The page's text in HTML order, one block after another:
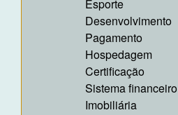
Esporte
Desenvolvimento
Pagamento
Hospedagem
Certificação
Sistema financeiro
Imobiliária